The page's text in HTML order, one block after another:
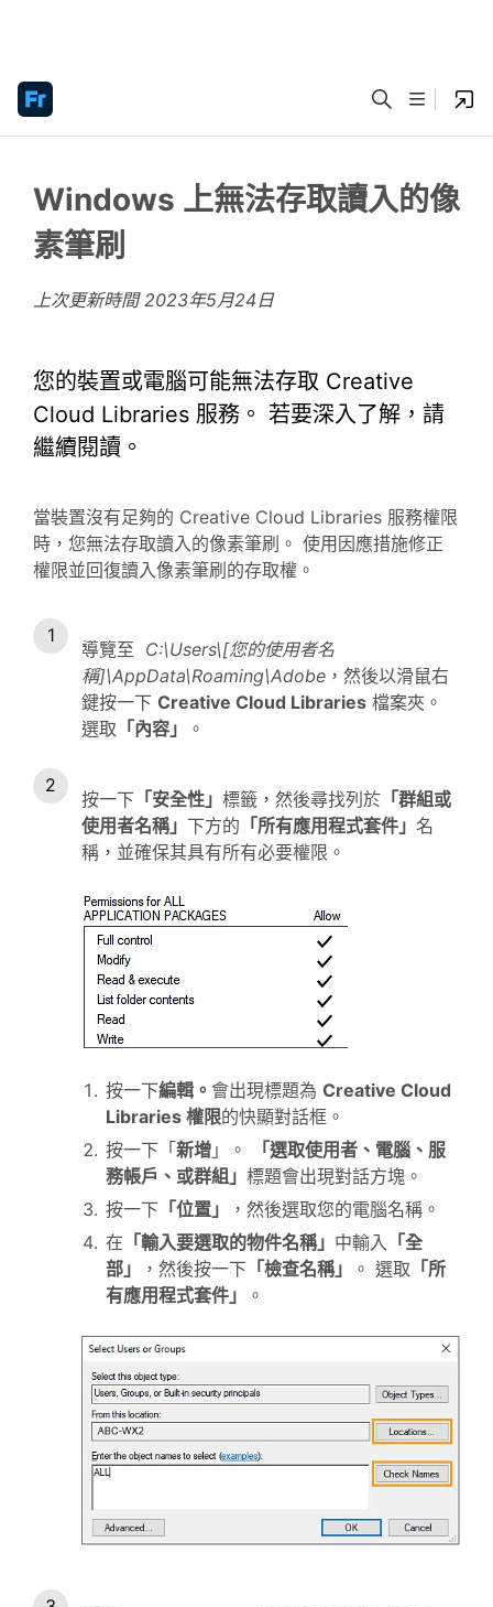
Windows 上無法存取讀入的像
素筆刷
上次更新時間2023年5月24日
您的裝置或電腦可能無法存取 Creative
Cloud Libraries 服務。 若要深入了解，請
繼續閱讀。
當裝置沒有足夠的 Creative Cloud Libraries 服務權限
時，您無法存取讀入的像素筆刷。 使用因應措施修正
權限並回復讀入像素筆刷的存取權。
導覽至 C:\Users\[您的使用者名
稱]\AppData\Roaming\Adobe ，然後以滑鼠右
鍵按一下 Creative Cloud Libraries 檔案夾。
選取 「內容」 。
按一下 「安全性」 標籤，然後尋找列於 「群組或
使用者名稱」 下方的 「所有應用程式套件」 名
稱，並確保其具有所有必要權限。
按一下編輯。 會出現標題為 Creative Cloud
Libraries 權限的快顯對話框。
按一下「 新增 」。
「選取使用者、電腦、服
務帳戶、或群組」 標題會出現對話方塊。
按一下 「位置」
，然後選取您的電腦名稱。
在 「輸入要選取的物件名稱」 中輸入 「全
部」
，然後按一下 「檢查名稱」 。 選取 「所
有應用程式套件」
。